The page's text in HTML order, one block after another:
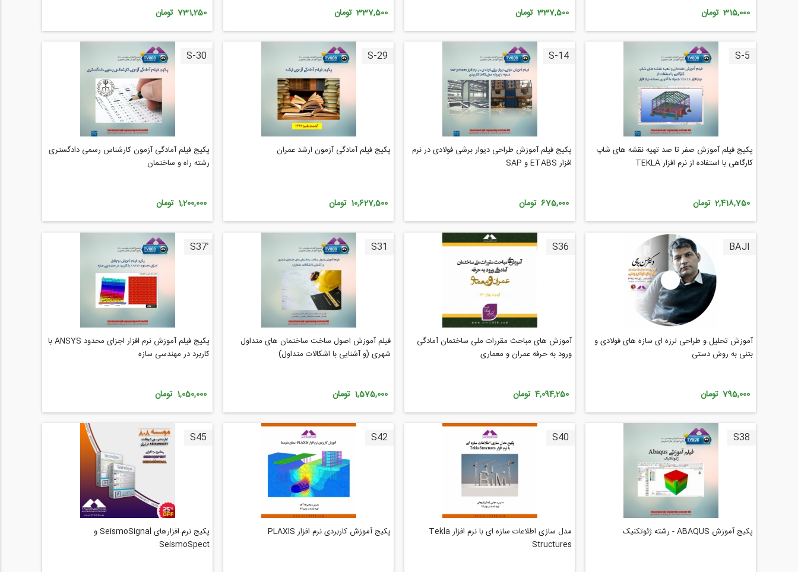
315,000 تومان 337,500 تومان 337,500 تومان 731,250 تومان
S-5
پکیج فیلم آموزش صفر تا صد تهیه نقشه های شاپ
کارگاهی با استفاده از نرم افزار TEKLA
2,418,750 تومان
S-14
پکیج فیلم آموزش طراحی دیوار برشی فولادی در نرم
افزار ETABS و SAP
675,000 تومان
S-29
پکیج فیلم آمادگی آزمون ارشد عمران
10,627,500 تومان
S-30
پکیج فیلم آمادگی آزمون کارشناس رسمی دادگستری
رشته راه و ساختمان
1,200,000 تومان
BAJI
آموزش تحلیل و طراحی لرزه ای سازه های فولادی و
بتنی به روش دستی
795,000 تومان
S36
آموزش های مباحث مقررات ملی ساختمان آمادگی
ورود به حرفه عمران و معماری
4,094,250 تومان
S31
فیلم آموزش اصول ساخت ساختمان های متداول
شهری (و آشنایی با اشکالات متداول)
1,575,000 تومان
ُS37
پکیج فیلم آموزش نرم افزار اجزای محدود ANSYS با
کاربرد در مهندسی سازه
1,050,000 تومان
S38
پکیج آموزش ABAQUS - رشته ژئوتکنیک
S40
مدل سازی اطلاعات سازه ای با نرم افزار Tekla
Structures
S42
پکیج آموزش کاربردی نرم افزار PLAXIS
S45
پکیج نرم افزارهای SeismoSignal و
SeismoSpect